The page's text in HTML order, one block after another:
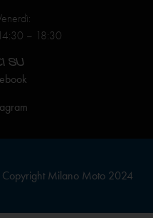
– 18:30
SU
Copyright Milano Moto 2024